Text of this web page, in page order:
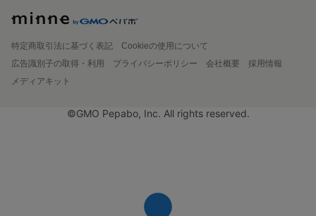
特定商取引法に基づく表記
Cookieの使用について
広告識別子の取得・利用
プライバシーポリシー 会社概要
採用情報
メディアキット
©GMO Pepabo, Inc. All rights reserved.